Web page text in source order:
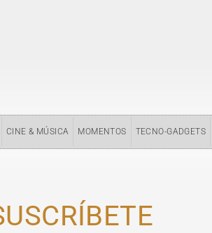
CINE & MÚSICA MOMENTOS TECNO-GADGETS